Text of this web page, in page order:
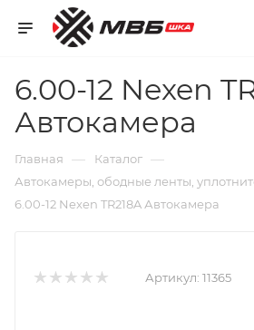
6.00-12 Nexen
Автокамера
Главная — Каталог —
Автокамеры, ободные ленты,
6.00-12 Nexen TR218A Автокамера
Артикул: 11365